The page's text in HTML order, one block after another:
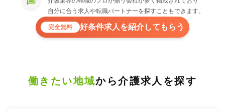
自分に合う求人や転職パートナーを探すこともできます。
完全無料 好条件求人を紹介してもらう
働きたい地域から介護求人を探す